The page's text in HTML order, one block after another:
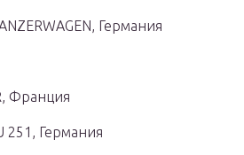
Германия
Франция
251, Германия